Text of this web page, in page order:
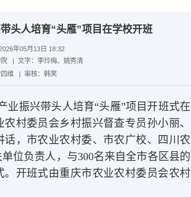
头人培育“头雁”项目在学校开班
年05月13日 18:32
| 文字： 李玲梅、姚秀清
维 | 审核： 韩笑
业振兴带头人培育“头雁”项目开班式在
村委员会乡村振兴督查专员孙小丽、
，市农业农村委、市农广校、四川农
位负责人，与300名来自全市各区县的
开班式由重庆市农业农村委员会农村